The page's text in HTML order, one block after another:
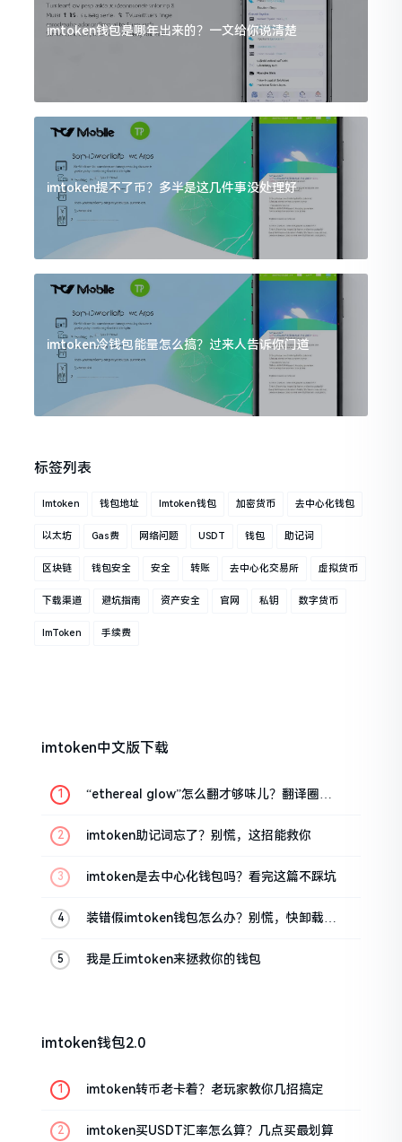
imtoken钱包是哪年出来的？一文给你说清楚
imtoken提不了币？多半是这几件事没处理好
imtoken冷钱包能量怎么搞？过来人告诉你门道
标签列表
Imtoken 钱包地址 Imtoken钱包 加密货币 去中心化钱包
以太坊 Gas费 网络问题 USDT 钱包 助记词
区块链 钱包安全 安全 转账 去中心化交易所 虚拟货币
下载渠道 避坑指南 资产安全 官网 私钥 数字货币
ImToken 手续费
imtoken中文版下载
“ethereal glow”怎么翻才够味儿？翻译圈老
imtoken助记词忘了？别慌，这招能救你
imtoken是去中心化钱包吗？看完这篇不踩坑
装错假imtoken钱包怎么办？别慌，快卸载，
我是丘imtoken来拯救你的钱包
imtoken钱包2.0
imtoken转币老卡着？老玩家教你几招搞定
imtoken买USDT汇率怎么算？几点买最划算